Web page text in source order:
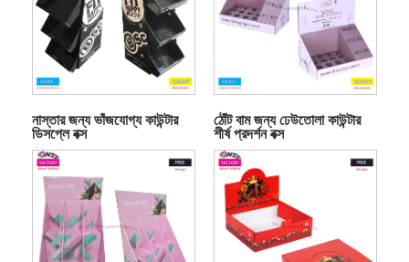
নাস্তার জন্য ভাঁজযোগ্য কাউন্টার
ডিসপ্লে বক্স
ঠোঁট বাম জন্য ঢেউতোলা কাউন্টার
শীর্ষ প্রদর্শন বক্স